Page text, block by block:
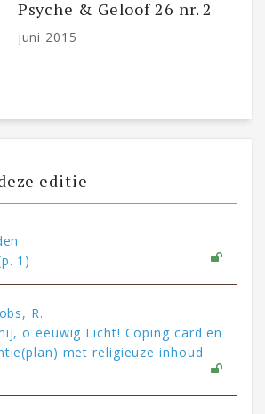
Psyche & Geloof 26 nr. 2
juni 2015
editie
1)
R.
o eeuwig Licht! Coping card en
met religieuze inhoud